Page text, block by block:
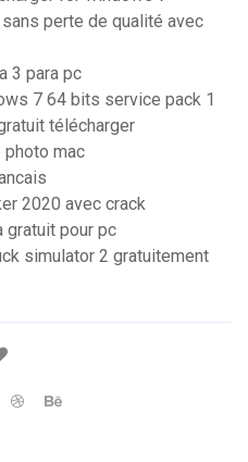
perte de qualité avec
3 para pc
7 64 bits service pack 1
télécharger
photo mac
2020 avec crack
gratuit pour pc
simulator 2 gratuitement